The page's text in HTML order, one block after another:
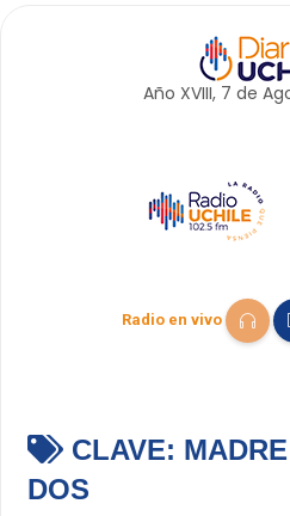
Año XVIII, 7 de
Radio en vivo
CLAVE:
DOS